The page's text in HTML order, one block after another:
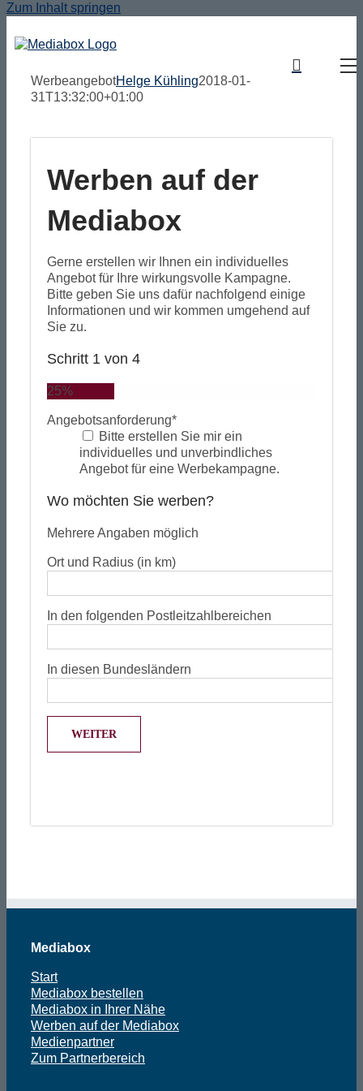
Zum Inhalt springen
WerbeangebotHelge Kühling2018-01-
31T13:32:00+01:00
Werben auf der
Mediabox
Gerne erstellen wir Ihnen ein individuelles
Angebot für Ihre wirkungsvolle Kampagne.
Bitte geben Sie uns dafür nachfolgend einige
Informationen und wir kommen umgehend auf
Sie zu.
Schritt 1 von 4
25%
Angebotsanforderung*
Bitte erstellen Sie mir ein
individuelles und unverbindliches
Angebot für eine Werbekampagne.
Wo möchten Sie werben?
Mehrere Angaben möglich
Ort und Radius (in km)
In den folgenden Postleitzahlbereichen
In diesen Bundesländern
Mediabox
Start
Mediabox bestellen
Mediabox in Ihrer Nähe
Werben auf der Mediabox
Medienpartner
Zum Partnerbereich